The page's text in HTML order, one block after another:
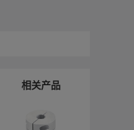
相关产品